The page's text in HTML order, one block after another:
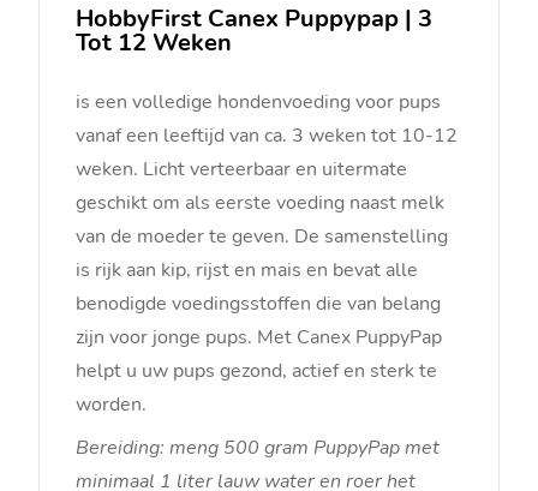
HobbyFirst Canex Puppypap | 3
Tot 12 Weken
is een volledige hondenvoeding voor pups
vanaf een leeftijd van ca. 3 weken tot 10-12
weken. Licht verteerbaar en uitermate
geschikt om als eerste voeding naast melk
van de moeder te geven. De samenstelling
is rijk aan kip, rijst en mais en bevat alle
benodigde voedingsstoffen die van belang
zijn voor jonge pups. Met Canex PuppyPap
helpt u uw pups gezond, actief en sterk te
worden.
Bereiding: meng 500 gram PuppyPap met
minimaal 1 liter lauw water en roer het